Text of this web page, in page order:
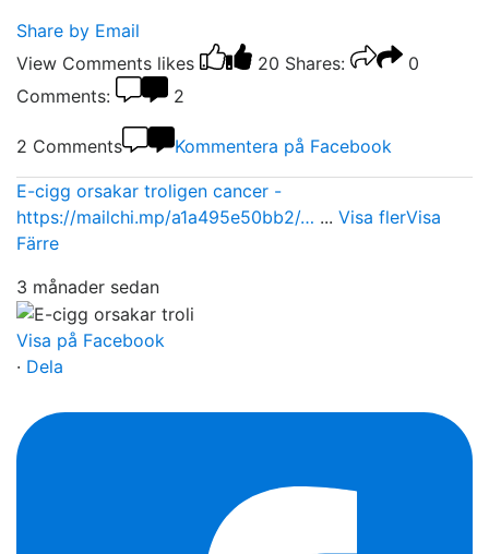
Share by Email
View Comments likes 20 Shares:
0
Comments:
2
2 Comments Kommentera på Facebook
E-cigg orsakar troligen cancer -
https://mailchi.mp/a1a495e50bb2/… ... Visa flerVisa
Färre
3 månader sedan
Visa på Facebook
· Dela